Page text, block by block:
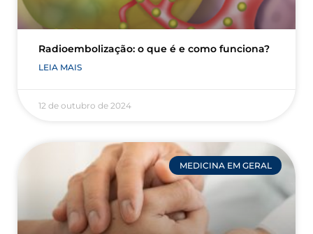
Radioembolização: o que é e como funciona?
LEIA MAIS
12 de outubro de 2024
MEDICINA EM GERAL